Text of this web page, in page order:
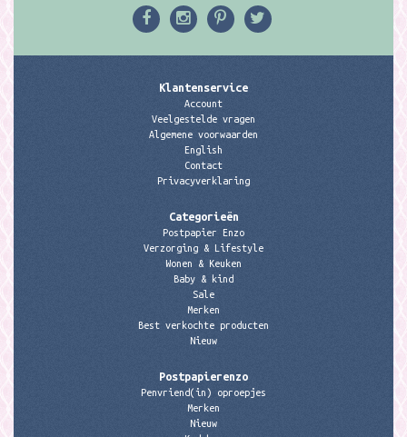
Klantenservice
Account
Veelgestelde vragen
Algemene voorwaarden
English
Contact
Privacyverklaring
Categorieën
Postpapier Enzo
Verzorging & Lifestyle
Wonen & Keuken
Baby & kind
Sale
Merken
Best verkochte producten
Nieuw
Postpapierenzo
Penvriend(in) oproepjes
Merken
Nieuw